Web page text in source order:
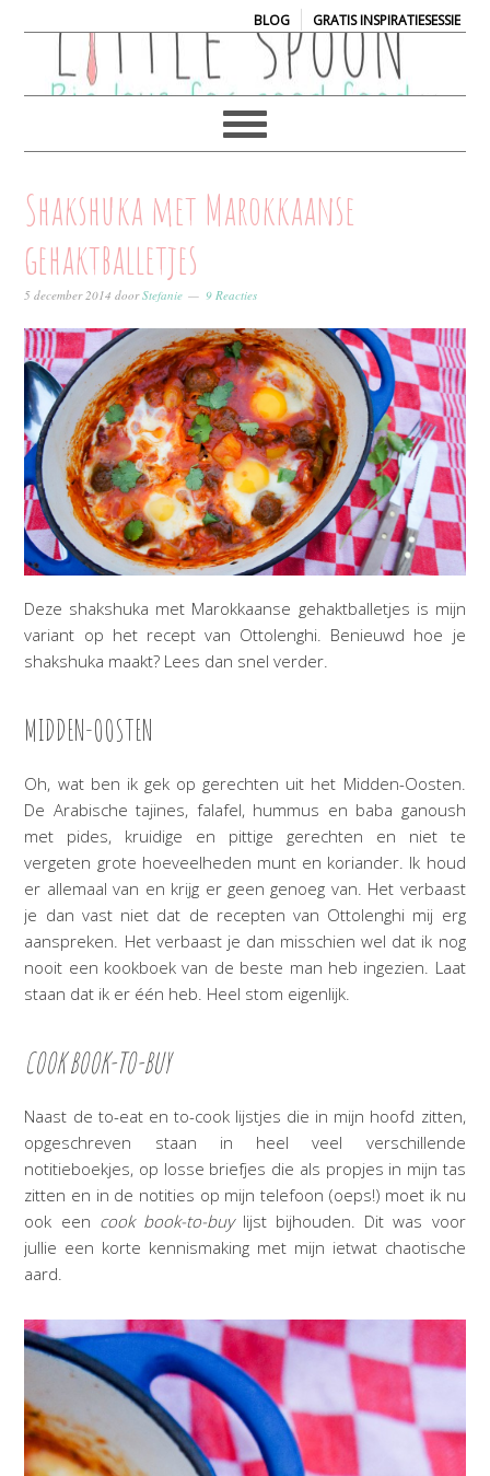
BLOG| GRATIS INSPIRATIESESSIE
Shakshuka met Marokkaanse
gehaktballetjes
5 december 2014 doorStefanie 9 Reacties
Deze shakshuka met Marokkaanse gehaktballetjes is mijn
variant op het recept van Ottolenghi. Benieuwd hoe je
shakshuka maakt? Lees dan snel verder.
MIDDEN-OOSTEN
Oh, wat ben ik gek op gerechten uit het Midden-Oosten.
De Arabische tajines, falafel, hummus en baba ganoush
met pides, kruidige en pittige gerechten en niet te
vergeten grote hoeveelheden munt en koriander. Ik houd
er allemaal van en krijg er geen genoeg van. Het verbaast
je dan vast niet dat de recepten van Ottolenghi mij erg
aanspreken. Het verbaast je dan misschien wel dat ik nog
nooit een kookboek van de beste man heb ingezien. Laat
staan dat ik er één heb. Heel stom eigenlijk.
COOK BOOK-TO-BUY
Naast de to-eat en to-cook lijstjes die in mijn hoofd zitten,
opgeschreven staan in heel veel verschillende
notitieboekjes, op losse briefjes die als propjes in mijn tas
zitten en in de notities op mijn telefoon (oeps!) moet ik nu
ook een cook book-to-buylijst bijhouden. Dit was voor
jullie een korte kennismaking met mijn ietwat chaotische
aard.